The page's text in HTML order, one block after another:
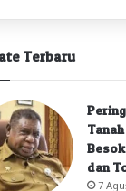
Terbaru
dan
7